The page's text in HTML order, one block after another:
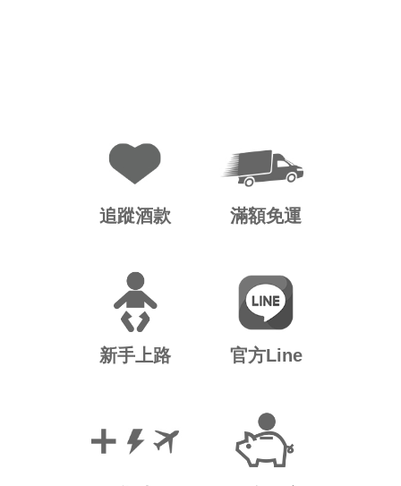
追蹤酒款 滿額免運
新手上路 官方Line